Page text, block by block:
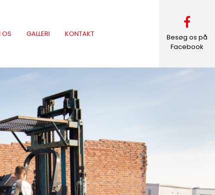
OS GALLERI KONTAKT
Besøg os på
Facebook